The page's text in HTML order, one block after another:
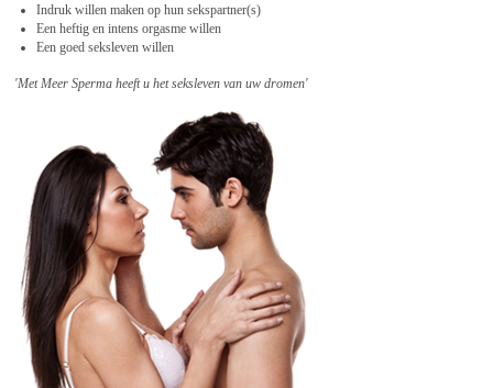
Indruk willen maken op hun sekspartner(s)
Een heftig en intens orgasme willen
Een goed seksleven willen
'Met Meer Sperma heeft u het seksleven van uw dromen'